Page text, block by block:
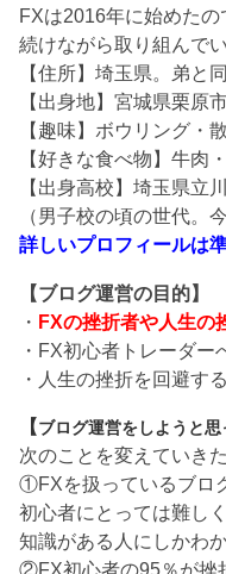
FXは2016年に始めた
続けながら取り組んでい
【住所】埼玉県。弟と同
【出身地】宮城県栗原
【趣味】ボウリング・
【好きな食べ物】牛肉
【出身高校】埼玉県立
（男子校の頃の世代。
詳しいプロフィールは
【ブログ運営の目的】
・ FXの挫折者や人生の
・FX初心者トレーダー
・人生の挫折を回避す
【ブログ運営をしようと思
次のことを変えていき
①FXを扱っているブロ
初心者にとっては難し
知識がある人にしかわ
②FX初心者の95％が挫